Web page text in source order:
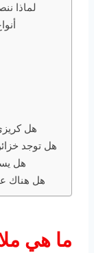
لماذا
هل
هل توجد
هل
هل هناك
ما هي